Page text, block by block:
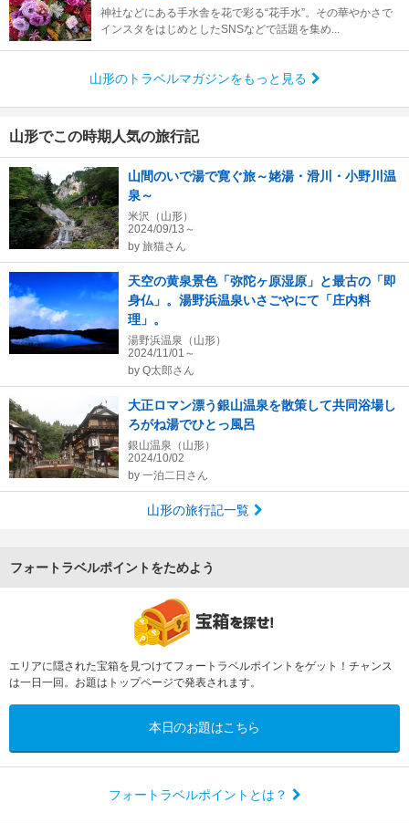
神社などにある手水舎を花で彩る“花手水”。その華やかさで
インスタをはじめとしたSNSなどで話題を集め...
山形のトラベルマガジンをもっと見る
山形でこの時期人気の旅行記
山間のいで湯で寛ぐ旅～姥湯・滑川・小野川温
泉～
米沢（山形）
2024/09/13～
by 旅猫さん
天空の黄泉景色「弥陀ヶ原湿原」と最古の「即
身仏」。湯野浜温泉いさごやにて「庄内料
理」。
湯野浜温泉（山形）
2024/11/01～
by Q太郎さん
大正ロマン漂う銀山温泉を散策して共同浴場し
ろがね湯でひとっ風呂
銀山温泉（山形）
2024/10/02
by 一泊二日さん
山形の旅行記一覧
フォートラベルポイントをためよう
エリアに隠された宝箱を見つけてフォートラベルポイントをゲット！チャンス
は一日一回。お題はトップページで発表されます。
本日のお題はこちら
フォートラベルポイントとは？